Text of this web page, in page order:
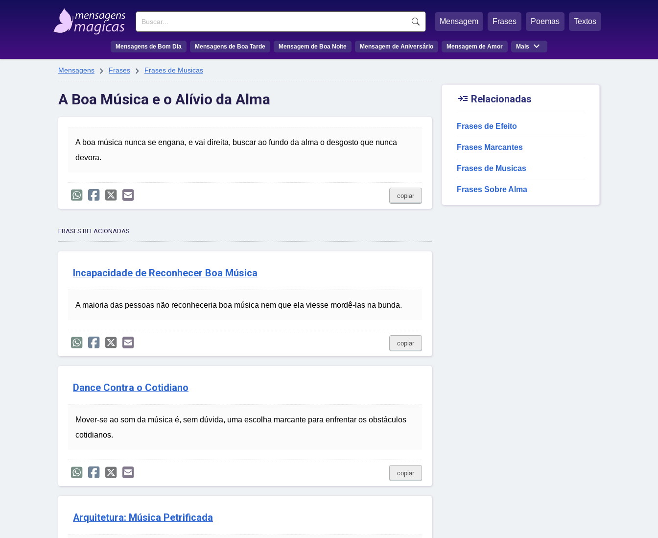
Buscar Mensagem Frases Poemas Textos
Mensagens de Bom Dia Mensagens de Boa Tarde Mensagem de Boa Noite Mensagem de Aniversário Mensagem de Amor Mais 
Mensagens  Frases  Frases de Musicas
A Boa Música e o Alívio da Alma
A boa música nunca se engana, e vai direita, buscar ao fundo da alma o desgosto que nunca
devora.
copiar
FRASES RELACIONADAS
Incapacidade de Reconhecer Boa Música
A maioria das pessoas não reconheceria boa música nem que ela viesse mordê-las na bunda.
copiar
Dance Contra o Cotidiano
Mover-se ao som da música é, sem dúvida, uma escolha marcante para enfrentar os obstáculos
cotidianos.
copiar
Arquitetura: Música Petrificada
 Relacionadas
Frases de Efeito
Frases Marcantes
Frases de Musicas
Frases Sobre Alma